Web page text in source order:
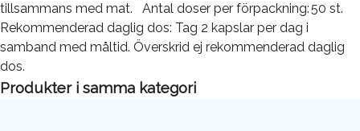
tillsammans med mat. Antal doser per förpackning: 50 st.
Rekommenderad daglig dos: Tag 2 kapslar per dag i
samband med måltid. Överskrid ej rekommenderad daglig
dos.
Produkter i samma kategori